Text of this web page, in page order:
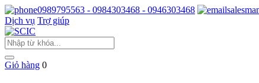
0989795563 - 0984303468 - 0946303468
Dịch vụ Trợ giúp
Giỏ hàng 0